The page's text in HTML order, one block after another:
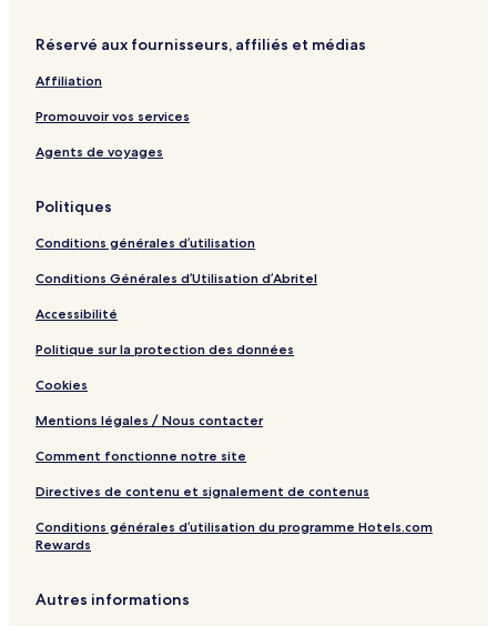
Réservé aux fournisseurs, affiliés et médias
Affiliation
Promouvoir vos services
Agents de voyages
Politiques
Conditions générales d’utilisation
Conditions Générales d’Utilisation d’Abritel
Accessibilité
Politique sur la protection des données
Cookies
Mentions légales / Nous contacter
Comment fonctionne notre site
Directives de contenu et signalement de contenus
Conditions générales d’utilisation du programme Hotels.com
Rewards
Autres informations